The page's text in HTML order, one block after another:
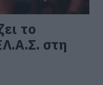
το
στη